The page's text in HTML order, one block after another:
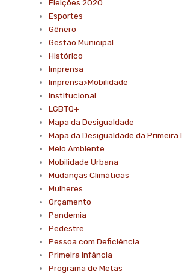
Eleições 2020
Esportes
Gênero
Gestão Municipal
Histórico
Imprensa
Imprensa>Mobilidade
Institucional
LGBTQ+
Mapa da Desigualdade
Mapa da Desigualdade da Primeira
Meio Ambiente
Mobilidade Urbana
Mudanças Climáticas
Mulheres
Orçamento
Pandemia
Pedestre
Pessoa com Deficiência
Primeira Infância
Programa de Metas